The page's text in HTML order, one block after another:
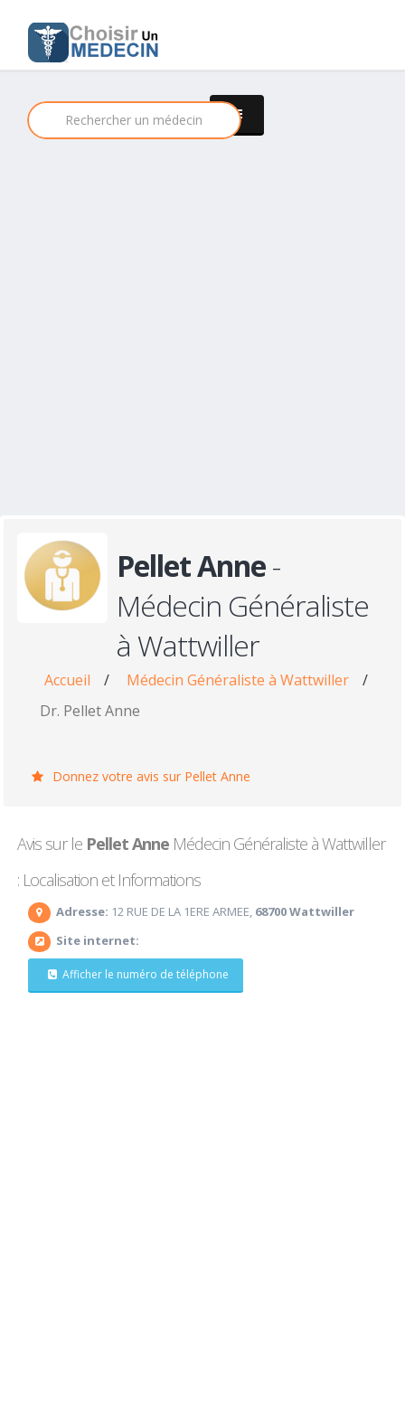
Pellet Anne-
Médecin Généraliste
à Wattwiller
Accueil / Médecin Généraliste à Wattwiller
/
Dr. Pellet Anne
Donnez votre avis sur Pellet Anne
Avis sur le Pellet Anne Médecin Généraliste à Wattwiller
: Localisation et Informations
Adresse: 12 RUE DE LA 1ERE ARMEE, 68700 Wattwiller
Site internet:
Afficher le numéro de téléphone